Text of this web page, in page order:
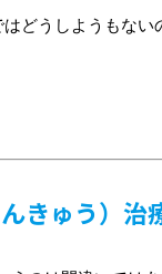
はどうしようもな
きゅう）治